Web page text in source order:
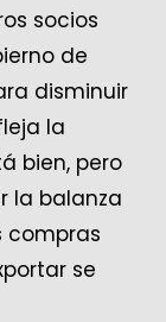
socios
de
disminuir
la
bien, pero
la balanza
compras
se